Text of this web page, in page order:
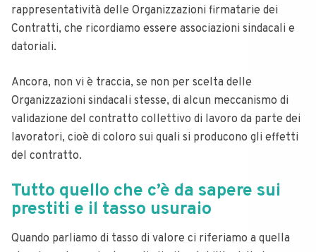
rappresentatività delle Organizzazioni firmatarie dei
Contratti, che ricordiamo essere associazioni sindacali e
datoriali.
Ancora, non vi è traccia, se non per scelta delle
Organizzazioni sindacali stesse, di alcun meccanismo di
validazione del contratto collettivo di lavoro da parte dei
lavoratori, cioè di coloro sui quali si producono gli effetti
del contratto.
Tutto quello che c’è da sapere sui
prestiti e il tasso usuraio
Quando parliamo di tasso di valore ci riferiamo a quella